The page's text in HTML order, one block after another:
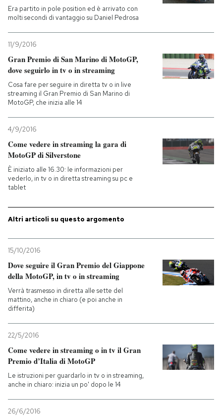
PODCAST
NEWSLETTER
CALENDARIO
AREA PERSONALE
Era partito in pole position ed è arrivato con
molti secondi di vantaggio su Daniel Pedrosa
11/9/2016
Gran Premio di San Marino di MotoGP,
dove seguirlo in tv o in streaming
Cosa fare per seguire in diretta tv o in live
streaming il Gran Premio di San Marino di
MotoGP, che inizia alle 14
4/9/2016
Come vedere in streaming la gara di
MotoGP di Silverstone
È iniziato alle 16.30: le informazioni per
vederlo, in tv o in diretta streaming su pc e
tablet
Altri articoli su questo argomento
15/10/2016
Dove seguire il Gran Premio del Giappone
della MotoGP, in tv o in streaming
Verrà trasmesso in diretta alle sette del
mattino, anche in chiaro (e poi anche in
differita)
22/5/2016
Come vedere in streaming o in tv il Gran
Premio d’Italia di MotoGP
Le istruzioni per guardarlo in tv o in streaming,
anche in chiaro: inizia un po' dopo le 14
26/6/2016